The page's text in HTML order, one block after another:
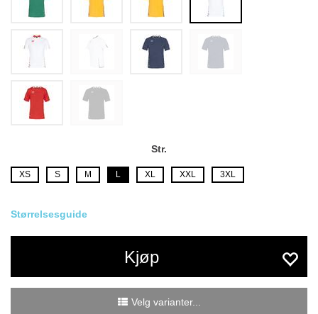
Str.
XS S M L XL XXL 3XL
Størrelsesguide
Kjøp
Velg varianter...